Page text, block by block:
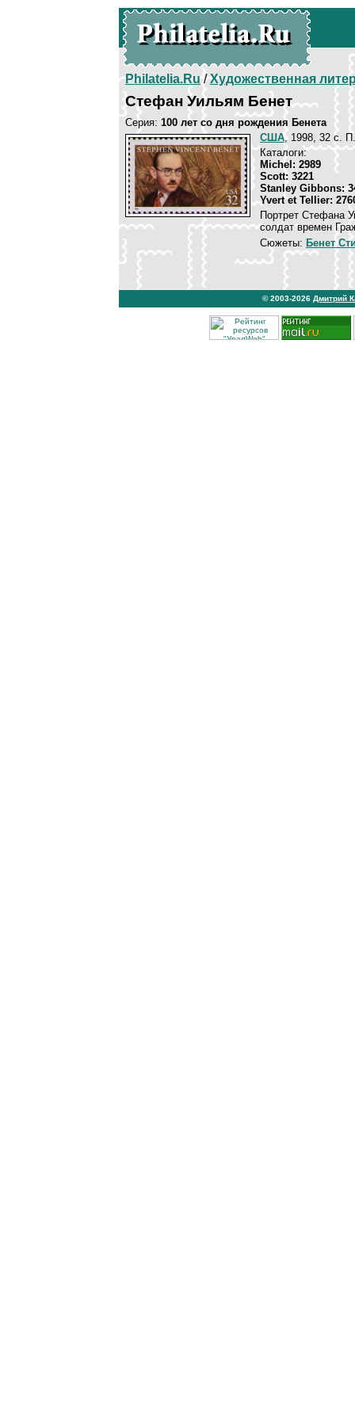
Philatelia.Ru/Художественная
Стефан Уильям Бенет
Серия: 100 лет со дня рождения Бенета
США, 1998, 32 c.
Каталоги:
Michel: 2989
Scott: 3221
Stanley Gibbons:
Yvert et Tellier:
Портрет Стефана
солдат времен
Сюжеты: Бенет
© 2003-2026 Дмитрий